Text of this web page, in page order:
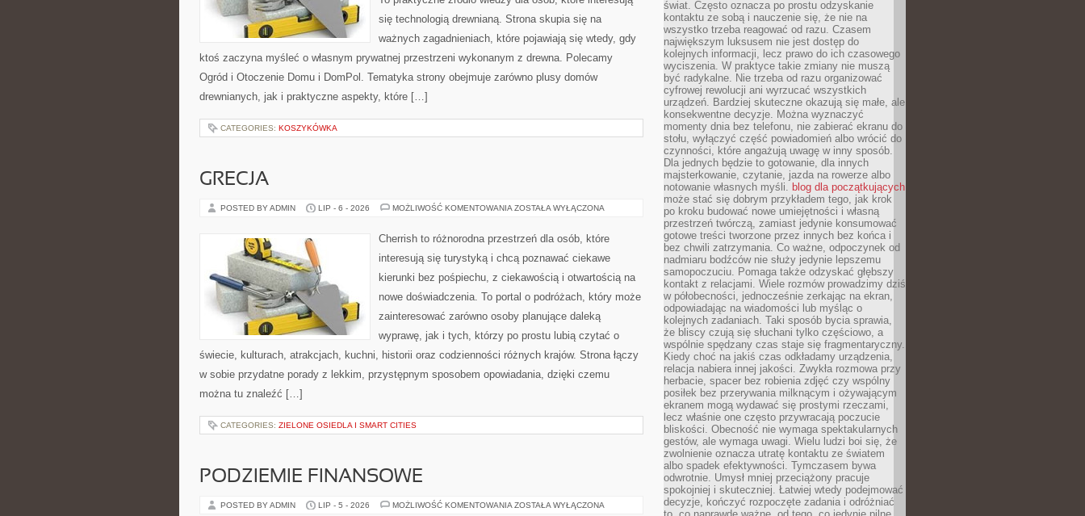
się technologią drewnianą. Strona skupia się na
ważnych zagadnieniach, które pojawiają się wtedy, gdy
ktoś zaczyna myśleć o własnym prywatnej przestrzeni wykonanym z drewna. Polecamy
Ogród i Otoczenie Domu i DomPol. Tematyka strony obejmuje zarówno plusy domów
drewnianych, jak i praktyczne aspekty, które […]
CATEGORIES: KOSZYKÓWKA
GRECJA
POSTED BY ADMIN LIP - 6 - 2026 MOŻLIWOŚĆ KOMENTOWANIA GRECJA
ZOSTAŁA WYŁĄCZONA
Cherrish to różnorodna przestrzeń dla osób, które
interesują się turystyką i chcą poznawać ciekawe
kierunki bez pośpiechu, z ciekawością i otwartością na
nowe doświadczenia. To portal o podróżach, który może
zainteresować zarówno osoby planujące daleką
wyprawę, jak i tych, którzy po prostu lubią czytać o
świecie, kulturach, atrakcjach, kuchni, historii oraz codzienności różnych krajów. Strona łączy
w sobie przydatne porady z lekkim, przystępnym sposobem opowiadania, dzięki czemu
można tu znaleźć […]
CATEGORIES: ZIELONE OSIEDLA I SMART CITIES
PODZIEMIE FINANSOWE
POSTED BY ADMIN LIP - 5 - 2026 MOŻLIWOŚĆ KOMENTOWANIA PODZIEMIE
ZOSTAŁA WYŁĄCZONA
świat. Często oznacza po prostu odzyskanie
kontaktu ze sobą i nauczenie się, że nie na
wszystko trzeba reagować od razu. Czasem
największym luksusem nie jest dostęp do
kolejnych informacji, lecz prawo do ich czasowego
wyciszenia. W praktyce takie zmiany nie muszą
być radykalne. Nie trzeba od razu organizować
cyfrowej rewolucji ani wyrzucać wszystkich
urządzeń. Bardziej skuteczne okazują się małe, ale
konsekwentne decyzje. Można wyznaczyć
momenty dnia bez telefonu, nie zabierać ekranu do
stołu, wyłączyć część powiadomień albo wrócić do
czynności, które angażują uwagę w inny sposób.
Dla jednych będzie to gotowanie, dla innych
majsterkowanie, czytanie, jazda na rowerze albo
notowanie własnych myśli. blog dla początkujących
może stać się dobrym przykładem tego, jak krok
po kroku budować nowe umiejętności i własną
przestrzeń twórczą, zamiast jedynie konsumować
gotowe treści tworzone przez innych bez końca i
bez chwili zatrzymania. Co ważne, odpoczynek od
nadmiaru bodźców nie służy jedynie lepszemu
samopoczuciu. Pomaga także odzyskać głębszy
kontakt z relacjami. Wiele rozmów prowadzimy dziś
w półobecności, jednocześnie zerkając na ekran,
odpowiadając na wiadomości lub myśląc o
kolejnych zadaniach. Taki sposób bycia sprawia,
że bliscy czują się słuchani tylko częściowo, a
wspólnie spędzany czas staje się fragmentaryczny.
Kiedy choć na jakiś czas odkładamy urządzenia,
relacja nabiera innej jakości. Zwykła rozmowa przy
herbacie, spacer bez robienia zdjęć czy wspólny
posiłek bez przerywania milknącym i ożywającym
ekranem mogą wydawać się prostymi rzeczami,
lecz właśnie one często przywracają poczucie
bliskości. Obecność nie wymaga spektakularnych
gestów, ale wymaga uwagi. Wielu ludzi boi się, że
zwolnienie oznacza utratę kontaktu ze światem
albo spadek efektywności. Tymczasem bywa
odwrotnie. Umysł mniej przeciążony pracuje
spokojniej i skuteczniej. Łatwiej wtedy podejmować
decyzje, kończyć rozpoczęte zadania i odróżniać